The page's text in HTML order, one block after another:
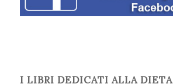
I LIBRI DEDICATI ALLA DIETA